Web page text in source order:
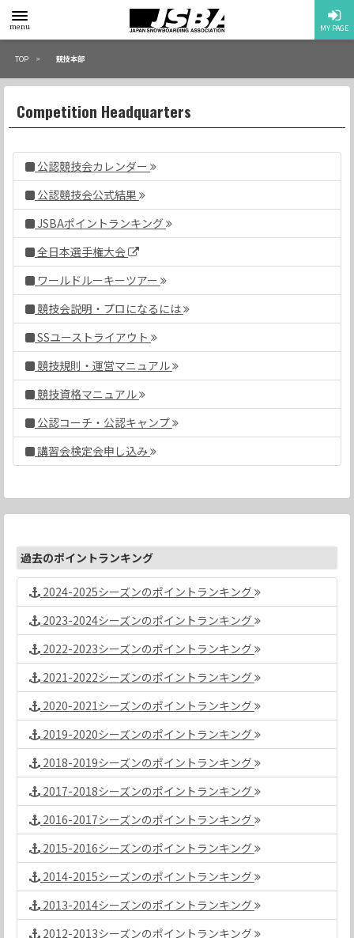
toggle
menu
menu MY PAGE
TOP 競技本部
Competition Headquarters
公認競技会カレンダー
公認競技会公式結果
JSBAポイントランキング
全日本選手権大会
ワールドルーキーツアー
競技会説明・プロになるには
SSユーストライアウト
競技規則・運営マニュアル
競技資格マニュアル
公認コーチ・公認キャンプ
講習会検定会申し込み
過去のポイントランキング
2024-2025シーズンのポイントランキング
2023-2024シーズンのポイントランキング
2022-2023シーズンのポイントランキング
2021-2022シーズンのポイントランキング
2020-2021シーズンのポイントランキング
2019-2020シーズンのポイントランキング
2018-2019シーズンのポイントランキング
2017-2018シーズンのポイントランキング
2016-2017シーズンのポイントランキング
2015-2016シーズンのポイントランキング
2014-2015シーズンのポイントランキング
2013-2014シーズンのポイントランキング
2012-2013シーズンのポイントランキング